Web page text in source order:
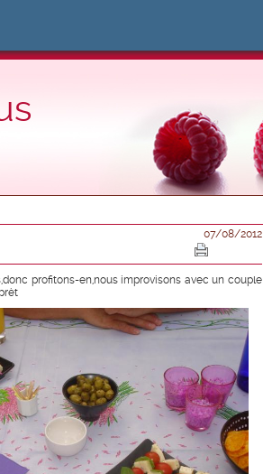
07/08/2012
profitons-en,nous improvisons avec un couple